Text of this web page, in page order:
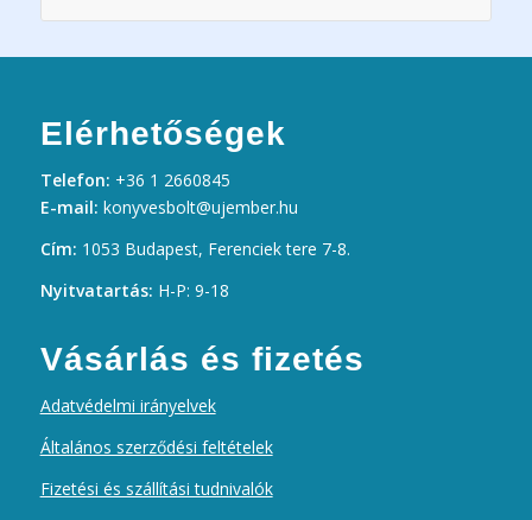
Elérhetőségek
Telefon: +36 1 2660845
E-mail: konyvesbolt@ujember.hu
Cím: 1053 Budapest, Ferenciek tere 7-8.
Nyitvatartás: H-P: 9-18
Vásárlás és fizetés
Adatvédelmi irányelvek
Általános szerződési feltételek
Fizetési és szállítási tudnivalók